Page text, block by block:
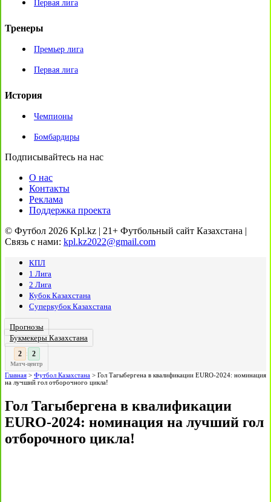
Первая лига
Тренеры
Премьер лига
Первая лига
История
Чемпионы
Бомбардиры
Подписывайтесь на нас
О нас
Контакты
Реклама
Поддержка проекта
© Футбол 2026 Kpl.kz | 21+ Футбольный сайт Казахстана |
Связь с нами: kpl.kz2022@gmail.com
КПЛ
1 Лига
2 Лига
Кубок Казахстана
Суперкубок Казахстана
Прогнозы
Букмекеры Казахстана
3
:
Матч-центр
Главная > Футбол Казахстана > Гол Тагыбергена в квалификации EURO-2024: номинация
на лучший гол отборочного цикла!
Гол Тагыбергена в квалификации
EURO-2024: номинация на лучший гол
отборочного цикла!